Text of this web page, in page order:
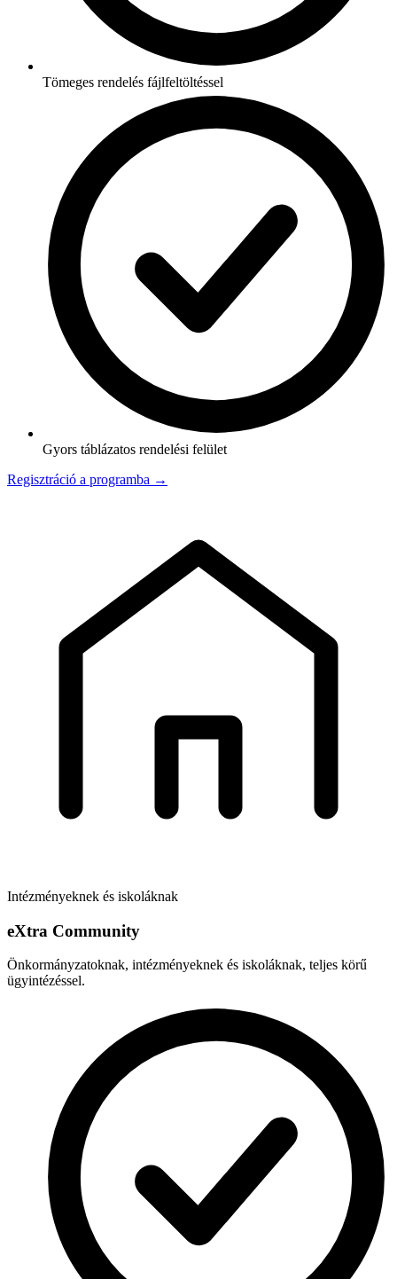
Tömeges rendelés fájlfeltöltéssel
Gyors táblázatos rendelési felület
Regisztráció a programba →
Intézményeknek és iskoláknak
eXtra Community
Önkormányzatoknak, intézményeknek és iskoláknak, teljes körű
ügyintézéssel.